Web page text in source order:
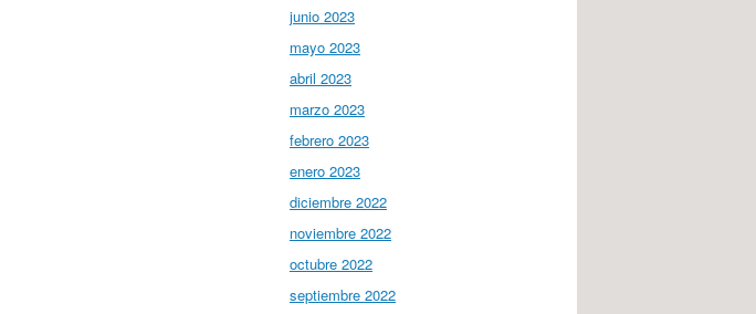
junio 2023
mayo 2023
abril 2023
marzo 2023
febrero 2023
enero 2023
diciembre 2022
noviembre 2022
octubre 2022
septiembre 2022